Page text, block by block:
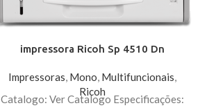
impressora Ricoh Sp 4510 Dn
Impressoras, Mono, Multifuncionais,
Ricoh
Catalogo: Ver Catalogo Especificações: